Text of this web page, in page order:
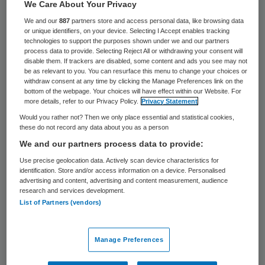
Er komt een nieuw beroep in de
geneeskunde: ziekenhuisarts. Dat is een
arts die is opgeleid om op de
verpleegafdelingen van het ziekenhuis
basiszorg te verlenen en de schakel te zijn
tussen de patiënt en zijn behandelaars.
Ouderenzorg
De nieuwe,driejarige opleiding tot
ziekenhuisarts wordt vanaf september
aangeboden door vier ziekenhuizen,
waaronder hetUMCGin Groningen en het
in Amsterdam. De opleiding is bedoeld
voor afgestudeerde artsen die graag in een
We Care About Your Privacy
We and our887 partners store and access personal data, like browsing data
or unique identifiers, on your device. Selecting I Accept enables tracking
technologies to support the purposes shown under we and our partners
process data to provide. Selecting Reject All or withdrawing your consent will
disable them. If trackers are disabled, some content and ads you see may not
be as relevant to you. You can resurface this menu to change your choices or
withdraw consent at any time by clicking the Manage Preferences link on the
bottom of the webpage. Your choices will have effect within our Website. For
more details, refer to our Privacy Policy.
Privacy Statement
Would you rather not? Then we only place essential and statistical cookies,
these do not record any data about you as a person
We and our partners process data to provide:
Use precise geolocation data. Actively scan device characteristics for
identification. Store and/or access information on a device. Personalised
advertising and content, advertising and content measurement, audience
research and services development.
List of Partners (vendors)
Manage Preferences